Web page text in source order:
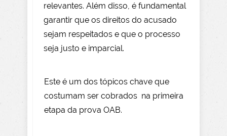
relevantes. Além disso, é fundamental
garantir que os direitos do acusado
sejam respeitados e que o processo
seja justo e imparcial.
Este é um dos tópicos chave que
costumam ser cobrados na primeira
etapa da prova OAB.